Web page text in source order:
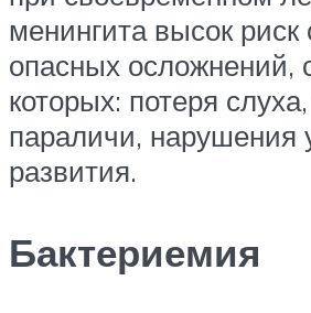
менингита высок риск
опасных осложнений,
которых: потеря
параличи, нарушения
развития.
Бактериемия